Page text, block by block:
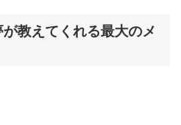
教えてくれる最大のメ